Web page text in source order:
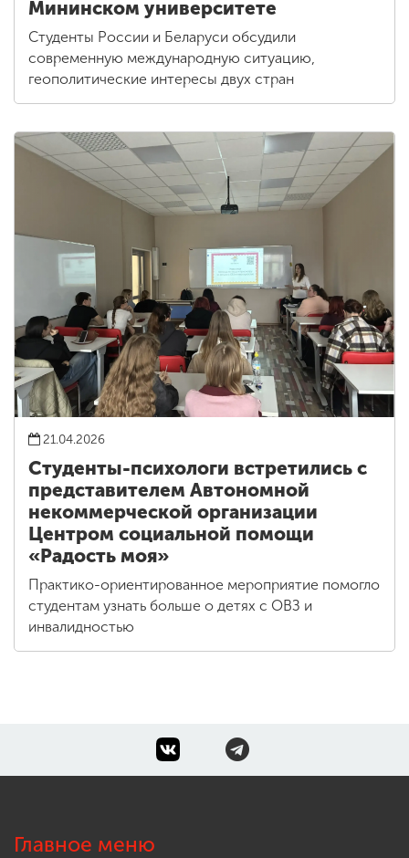
Мининском университете
Студенты России и Беларуси обсудили
современную международную ситуацию,
геополитические интересы двух стран
21.04.2026
Студенты-психологи встретились с
представителем Автономной
некоммерческой организации
Центром социальной помощи
«Радость моя»
Практико-ориентированное мероприятие помогло
студентам узнать больше о детях с ОВЗ и
инвалидностью
Главное меню